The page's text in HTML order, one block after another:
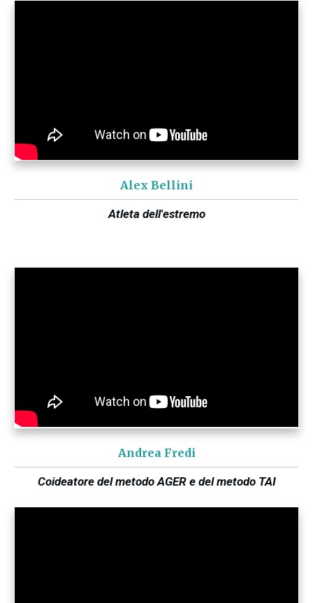
Alex Bellini
Atleta dell'estremo
Andrea Fredi
Coideatore del metodo AGER e del metodo TAI